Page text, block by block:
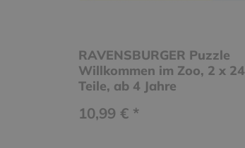
RAVENSBURGER Puzzle
Willkommen im Zoo, 2 x 24
Teile, ab 4 Jahre
10,99 € *